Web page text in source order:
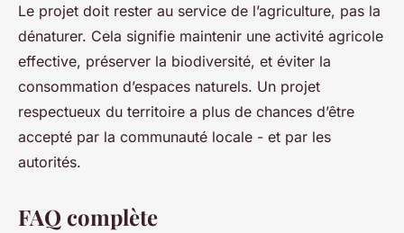
Le projet doit rester au service de l’agriculture, pas la
dénaturer. Cela signifie maintenir une activité agricole
effective, préserver la biodiversité, et éviter la
consommation d’espaces naturels. Un projet
respectueux du territoire a plus de chances d’être
accepté par la communauté locale - et par les
autorités.
FAQ complète